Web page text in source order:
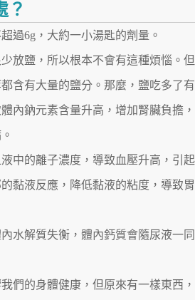
？
過6g，大約一小湯匙的劑量。
放鹽，所以根本不會有這種煩惱。
含有大量的鹽分。那麼，鹽吃多了
內鈉元素含量升高，增加腎臟負擔
中的離子濃度，導致血壓升高，引
黏液反應，降低黏液的粘度，導致
水解質失衡，體內鈣質會隨尿液一
們的身體健康，但原來有一樣東西